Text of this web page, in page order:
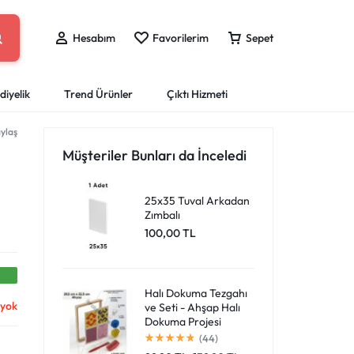
Hesabım
Giriş Yap
Favori Ürünlerim
Sipariş Takibi
Favorilerim Sepet
Çantan boş
Harika fırsatları kaçırmayın! Alışverişe başlayın
veya eklenen ürünleri görüntülemek için oturum
Mağazadaki Yenilikler
Ofis Kırtasiye
Tahta Kalemi ve Silgileri
Mürekkepler ve Kartuşlar
Masaüstü Organizlerler
Sprey Boyalar
Resim Kalemleri
Mataralar
Puzzle Yap-Boz
Boyama Kitapları
Trend Ürünler Çıktı Hizmeti
Müşteriler Bunları da İnceledi
25x35 Tuval Arkadan
Zımbalı
100,00TL
Halı Dokuma Tezgahı
ve Seti - Ahşap Halı
Dokuma Projesi
(44)